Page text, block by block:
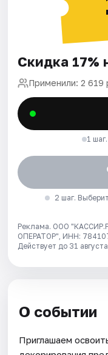
Скидка 17%
Применили: 2 619
1
2 шаг.
Реклама. ООО
ОПЕРАТОР", ИНН:
Действует до 31
О событии
Приглашаем